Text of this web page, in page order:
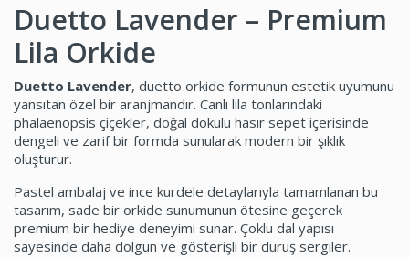
Duetto Lavender – Premium
Lila Orkide
Duetto Lavender, duetto orkide formunun estetik uyumunu
yansıtan özel bir aranjmandır. Canlı lila tonlarındaki
phalaenopsis çiçekler, doğal dokulu hasır sepet içerisinde
dengeli ve zarif bir formda sunularak modern bir şıklık
oluşturur.
Pastel ambalaj ve ince kurdele detaylarıyla tamamlanan bu
tasarım, sade bir orkide sunumunun ötesine geçerek
premium bir hediye deneyimi sunar. Çoklu dal yapısı
sayesinde daha dolgun ve gösterişli bir duruş sergiler.